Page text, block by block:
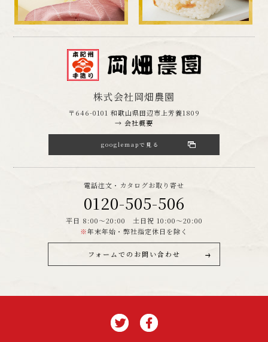
株式会社岡畑農園
〒646-0101 和歌山県田辺市上芳養1809
→ 会社概要
googlemapで見る
電話注文・カタログお取り寄せ
0120-505-506
平日 8:00～20:00 土日祝 10:00～20:00
※年末年始・弊社指定休日を除く
フォームでのお問い合わせ